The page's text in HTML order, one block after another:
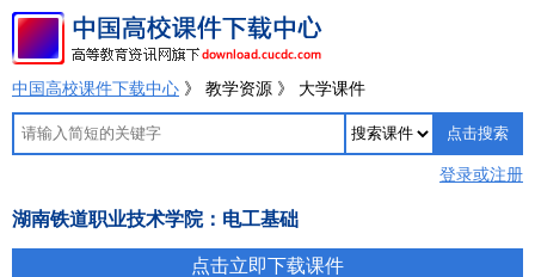
中国高校课件下载中心 》 教学资源 》 大学课件
登录或注册
湖南铁道职业技术学院：电工基础
点击立即下载课件